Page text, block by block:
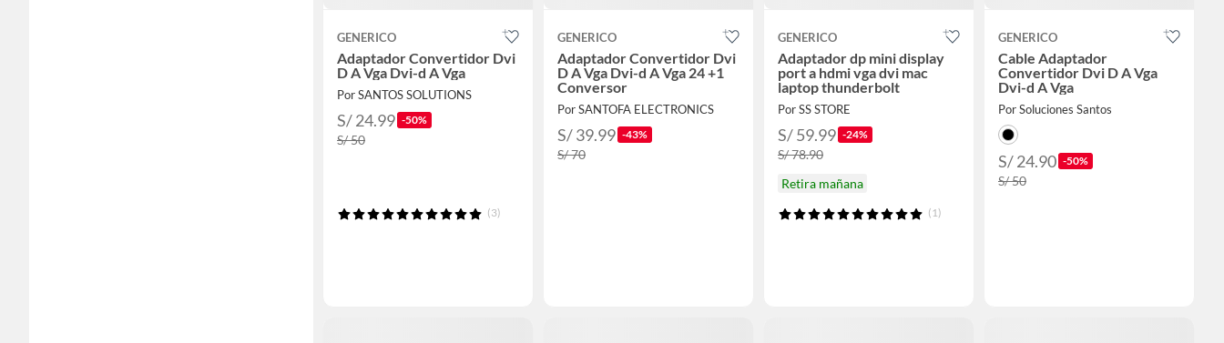
GENERICO
Adaptador Convertidor Dvi
D A Vga Dvi-d A Vga
Por SANTOS SOLUTIONS
S/ 24.99 -50%
S/ 50
(3)
GENERICO
Adaptador Convertidor Dvi
D A Vga Dvi-d A Vga 24 +1
Conversor
Por SANTOFA ELECTRONICS
S/ 39.99 -43%
S/ 70
GENERICO
Adaptador dp mini display
port a hdmi vga dvi mac
laptop thunderbolt
Por SS STORE
S/ 59.99 -24%
S/ 78.90
Retira mañana
(1)
GENERICO
Cable Adaptador
Convertidor Dvi D A Vga
Dvi-d A Vga
Por Soluciones Santos
S/ 24.90 -50%
S/ 50